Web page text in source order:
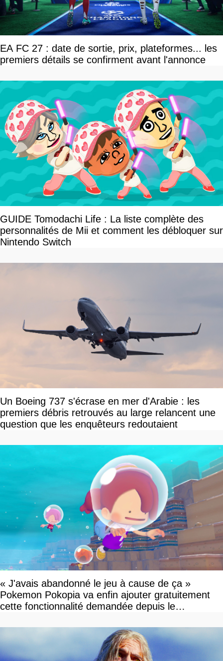
EA FC 27 : date de sortie, prix, plateformes... les
premiers détails se confirment avant l'annonce
GUIDE Tomodachi Life : La liste complète des
personnalités de Mii et comment les débloquer sur
Nintendo Switch
Un Boeing 737 s'écrase en mer d'Arabie : les
premiers débris retrouvés au large relancent une
question que les enquêteurs redoutaient
« J'avais abandonné le jeu à cause de ça »
Pokemon Pokopia va enfin ajouter gratuitement
cette fonctionnalité demandée depuis le